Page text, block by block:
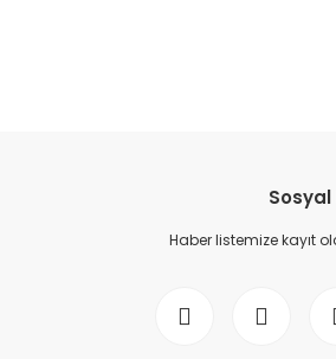
Haber listemize kayıt